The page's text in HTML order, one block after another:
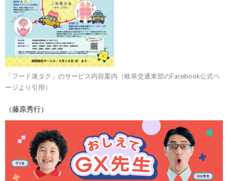
「フード速タク」のサービス内容案内（岐阜交通東部のFacebook公式ペ
ージより引用）
（藤原秀行）